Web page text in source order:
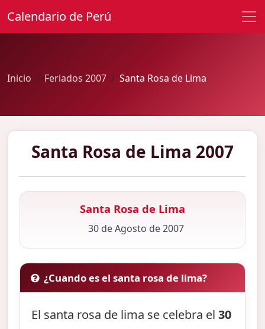
Calendario de Perú
Inicio Feriados 2007 Santa Rosa de Lima
Santa Rosa de Lima 2007
Santa Rosa de Lima
30 de Agosto de 2007
¿Cuando es el santa rosa de lima?
El santa rosa de lima se celebra el30